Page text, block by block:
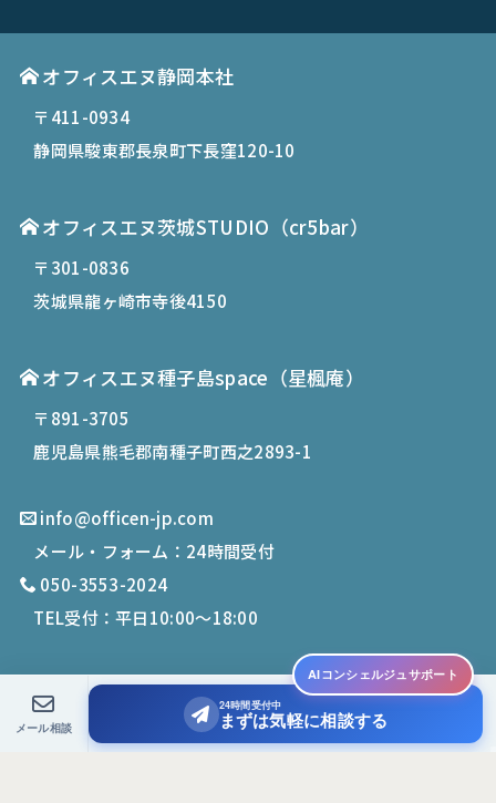
オフィスエヌ静岡本社
〒411-0934
静岡県駿東郡長泉町下長窪120-10
オフィスエヌ茨城STUDIO（cr5bar）
〒301-0836
茨城県龍ヶ崎市寺後4150
オフィスエヌ種子島space （星楓庵）
〒891-3705
鹿児島県熊毛郡南種子町西之2893-1
info@officen-jp.com
メール・フォーム：24時間受付
050-3553-2024
TEL受付：平日10:00〜18:00
2026Office N. All Rights Reserved.
AIコンシェルジュサポート
メール相談
24時間受付中
まずは気軽に相談する